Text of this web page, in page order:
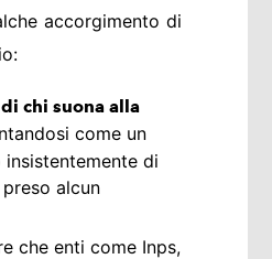
accorgimento di
chi suona alla
come un
di
alcun
che enti come Inps,